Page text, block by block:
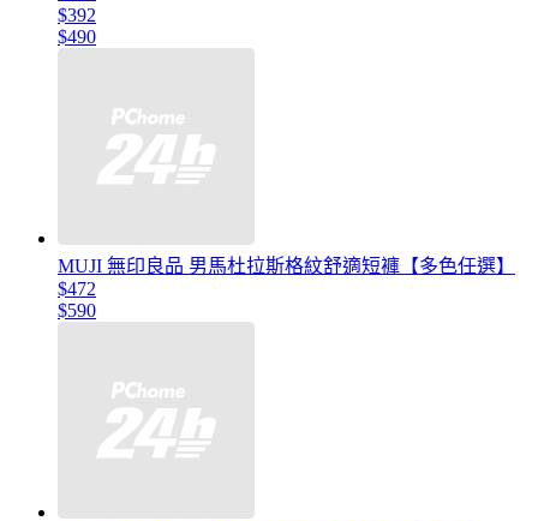
$392
$490
MUJI 無印良品 男馬杜拉斯格紋舒適短褲【多色任選】
$472
$590